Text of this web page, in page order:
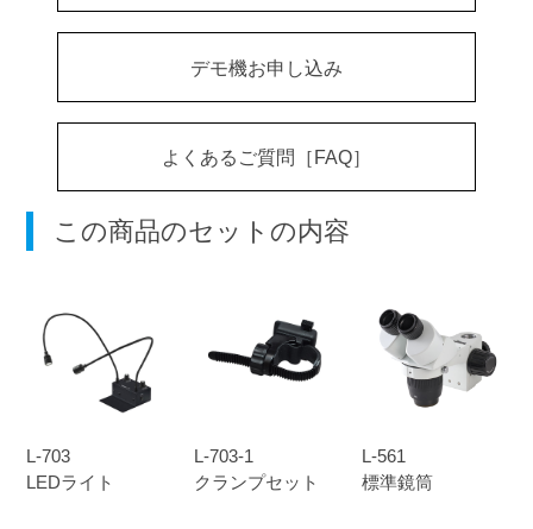
デモ機お申し込み
よくあるご質問［FAQ］
この商品のセットの内容
L-703
LEDライト
L-703-1
クランプセット
L-561
標準鏡筒